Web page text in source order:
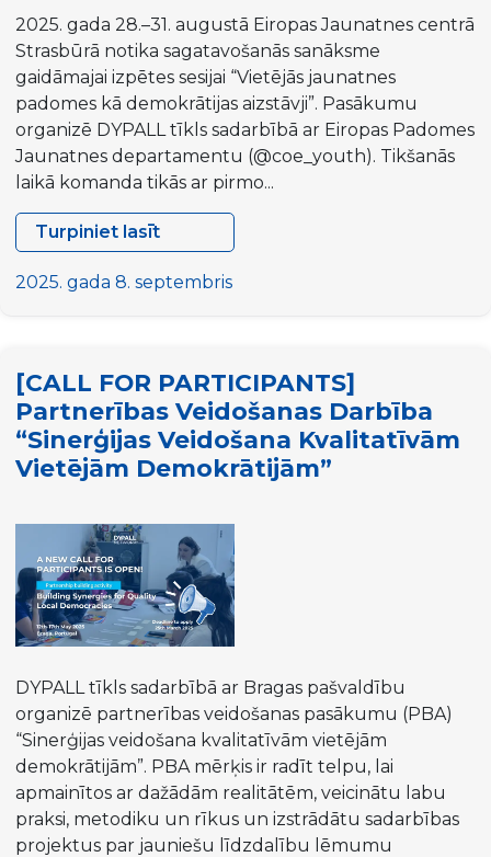
2025. gada 28.–31. augustā Eiropas Jaunatnes centrā
Strasbūrā notika sagatavošanās sanāksme
gaidāmajai izpētes sesijai “Vietējās jaunatnes
padomes kā demokrātijas aizstāvji”. Pasākumu
organizē DYPALL tīkls sadarbībā ar Eiropas Padomes
Jaunatnes departamentu (@coe_youth). Tikšanās
laikā komanda tikās ar pirmo...
Turpiniet lasīt
Izpētes
sesijas
kā
demokrātijas
advocades”
sagatavošanas
2025. gada 8. septembris
[CALL FOR PARTICIPANTS]
Partnerības Veidošanas Darbība
“Sinerģijas Veidošana Kvalitatīvām
Vietējām Demokrātijām”
DYPALL tīkls sadarbībā ar Bragas pašvaldību
organizē partnerības veidošanas pasākumu (PBA)
“Sinerģijas veidošana kvalitatīvām vietējām
demokrātijām”. PBA mērķis ir radīt telpu, lai
apmainītos ar dažādām realitātēm, veicinātu labu
praksi, metodiku un rīkus un izstrādātu sadarbības
projektus par jauniešu līdzdalību lēmumu